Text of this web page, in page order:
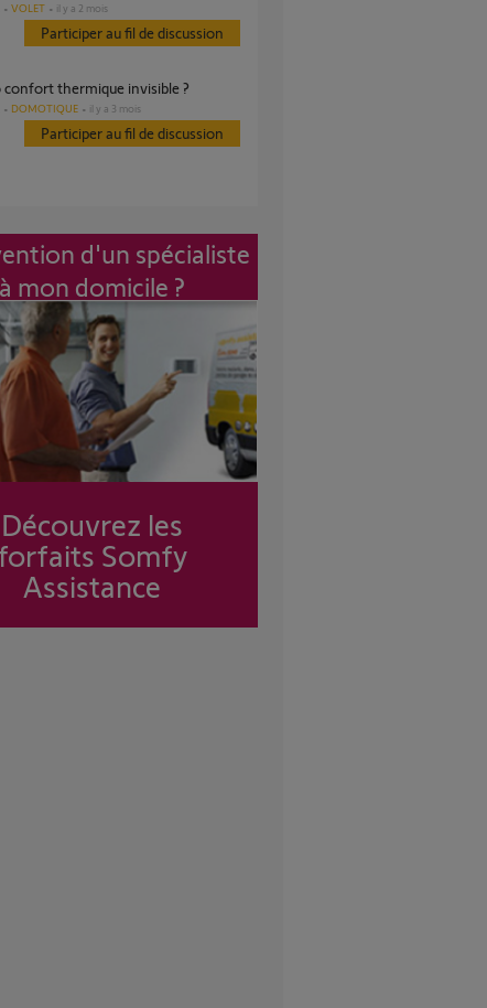
VOLET il y a 2 mois
Participer au fil de discussion
confort thermique invisible ?
DOMOTIQUE il y a 3 mois
Participer au fil de discussion
d'un spécialiste
à mon domicile ?
Découvrez les
Somfy
Assistance